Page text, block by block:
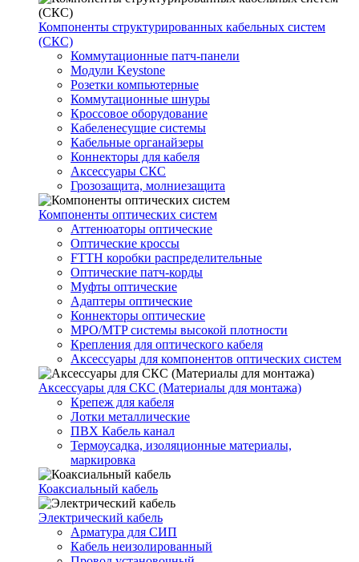
Компоненты структурированных кабельных систем
(СКС)
Коммутационные патч-панели
Модули Keystone
Розетки компьютерные
Коммутационные шнуры
Кроссовое оборудование
Кабеленесущие системы
Кабельные органайзеры
Коннекторы для кабеля
Аксессуары СКС
Грозозащита, молниезащита
Компоненты оптических систем
Аттенюаторы оптические
Оптические кроссы
FTTH коробки распределительные
Оптические патч-корды
Муфты оптические
Адаптеры оптические
Коннекторы оптические
MPO/MTP системы высокой плотности
Крепления для оптического кабеля
Аксессуары для компонентов оптических систем
Аксессуары для СКС (Материалы для монтажа)
Крепеж для кабеля
Лотки металлические
ПВХ Кабель канал
Термоусадка, изоляционные материалы,
маркировка
Коаксиальный кабель
Электрический кабель
Арматура для СИП
Кабель неизолированный